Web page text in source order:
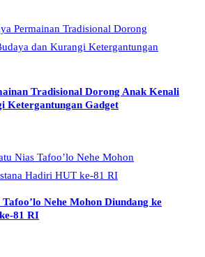
Tradisional Dorong Anak Kenali
Ketergantungan Gadget
Nehe Mohon Diundang ke
81 RI